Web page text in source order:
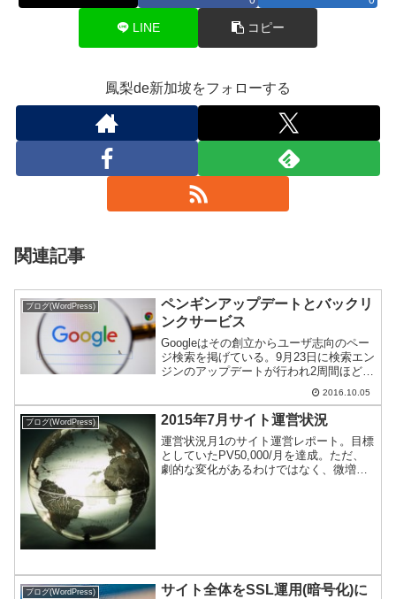
LINE コピー
鳳梨de新加坡をフォローする
関連記事
ブログ(WordPress)
ペンギンアップデートとバックリ
ンクサービス
Googleはその創立からユーザ志向のペー
ジ検索を掲げている。9月23日に検索エン
ジンのアップデートが行われ2周間ほど経
ち落ち着いてきたようなので、その結果
2016.10.05
ブログ(WordPress) 2015年7月サイト運営状況
運営状況月1のサイト運営レポート。目標
としていたPV50,000/月を達成。ただ、
劇的な変化があるわけではなく、微増が
ブログ(WordPress)
サイト全体をSSL運用(暗号化)に